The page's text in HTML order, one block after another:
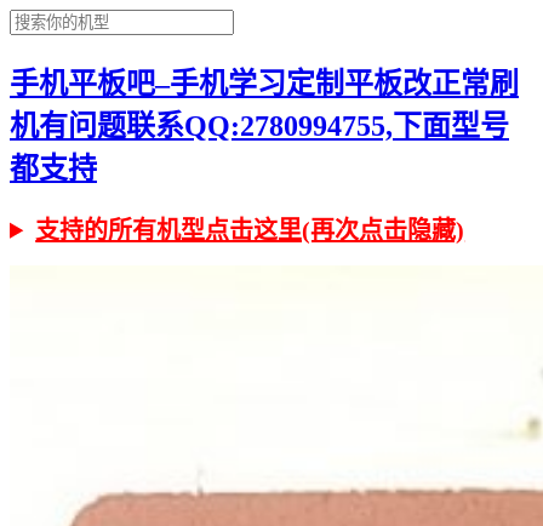
手机平板吧–手机学习定制平板改正常刷
机有问题联系QQ:2780994755,下面型号
都支持
支持的所有机型点击这里(再次点击隐藏)